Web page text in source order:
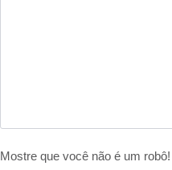
Mostre que você não é um